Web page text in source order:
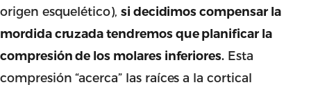
origen esquelético), si decidimos compensar la
mordida cruzada tendremos que planificar la
compresión de los molares inferiores. Esta
compresión “acerca” las raíces a la cortical